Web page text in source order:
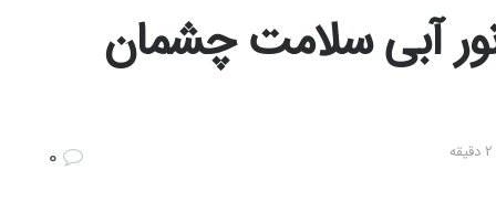
نور آبی سلامت چشمان